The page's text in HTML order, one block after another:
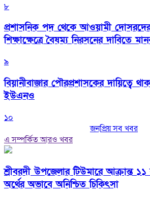
৮
প্রশাসনিক পদ থেকে আওয়ামী
শিক্ষাক্ষেত্রে বৈষম্য নিরসনের দাবিতে
৯
বিয়ানীবাজার পৌরপ্রশাসকের দায়িত্বে
ইউএনও
১০
জনপ্রিয় সব খবর
এ সম্পর্কিত আরও খবর
শ্রীবরদী উপজেলার টিউমারে আক্রান্ত
অর্থের অভাবে অনিশ্চিত চিকিৎসা